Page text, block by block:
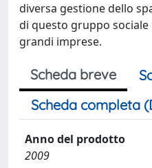
diversa gestione dello
di questo gruppo
grandi imprese.
Scheda breve
Scheda completa
Anno del prodotto
2009